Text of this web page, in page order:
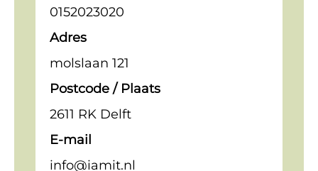
0152023020
Adres
molslaan 121
Postcode / Plaats
2611 RK Delft
E-mail
info@iamit.nl